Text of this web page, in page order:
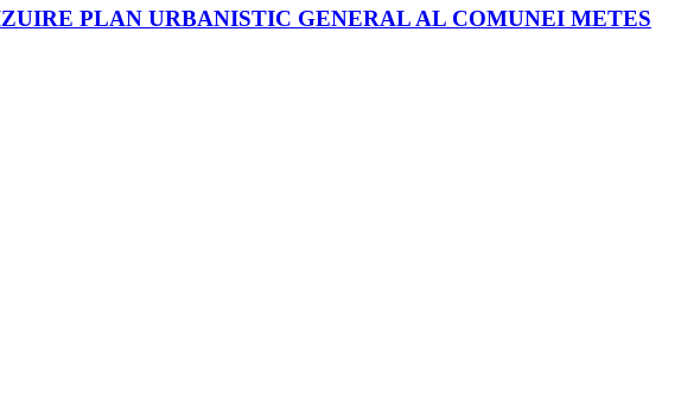
PLAN URBANISTIC GENERAL AL COMUNEI METES